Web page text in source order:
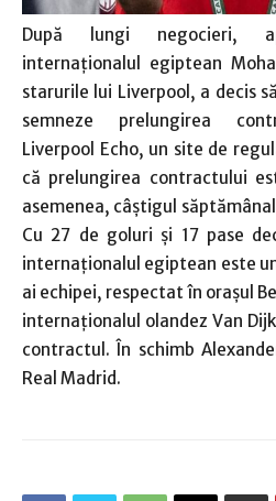
După lungi negocieri,
internaţionalul egiptean
starurile lui Liverpool, a decis
semneze prelungirea
Liverpool Echo, un site de
că prelungirea contractului
asemenea, câştigul
Cu 27 de goluri şi 17 pase
internaţionalul egiptean este
ai echipei, respectat în oraşul
internaţionalul olandez Van
contractul. În schimb
Real Madrid.